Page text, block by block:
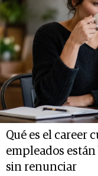
Qué es el career
empleados
sin renunciar